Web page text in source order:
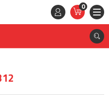
0
STAVKE
0,
RSD